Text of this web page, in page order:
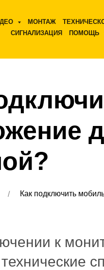
МОНТАЖ
СИГНАЛИЗАЦИЯ
ПОМОЩЬ
/ Как подключить
к